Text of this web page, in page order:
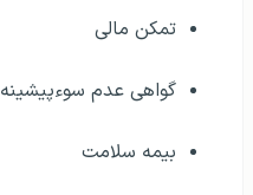
تمکن مالی
گواهی عدم سوءپیشینه
بیمه سلامت